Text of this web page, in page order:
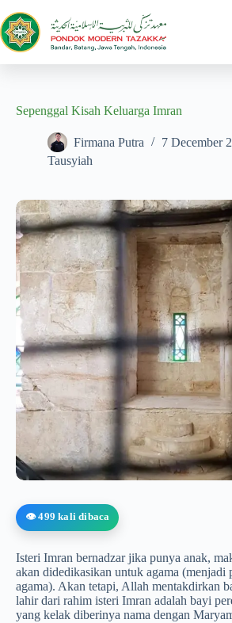
Sepenggal Kisah Keluarga Imran
Firmana Putra
7 December
Tausyiah
👁️ 499 kali dibaca
Isteri Imran bernadzar jika punya anak,
akan didedikasikan untuk agama (menjadi
agama). Akan tetapi, Allah mentakdirkan
lahir dari rahim isteri Imran adalah bayi
yang kelak diberinya nama dengan